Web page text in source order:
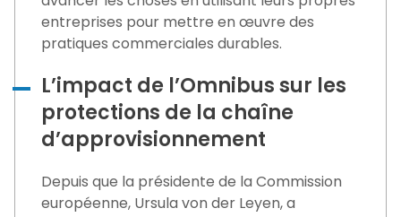
entreprises pour mettre en œuvre des
pratiques commerciales durables.
L’impact de l’Omnibus sur les
protections de la chaîne
d’approvisionnement
Depuis que la présidente de la Commission
européenne, Ursula von der Leyen, a